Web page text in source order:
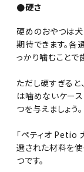
●硬さ
硬めのおやつは犬
期待できます。各
っかり噛むことで
ただし硬すぎると
は噛めないケース
つを与えましょう。
「ペティオ Petio
選された材料を
つです。